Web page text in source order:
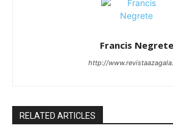
Francis Negrete
http://
RELATED ARTICLES